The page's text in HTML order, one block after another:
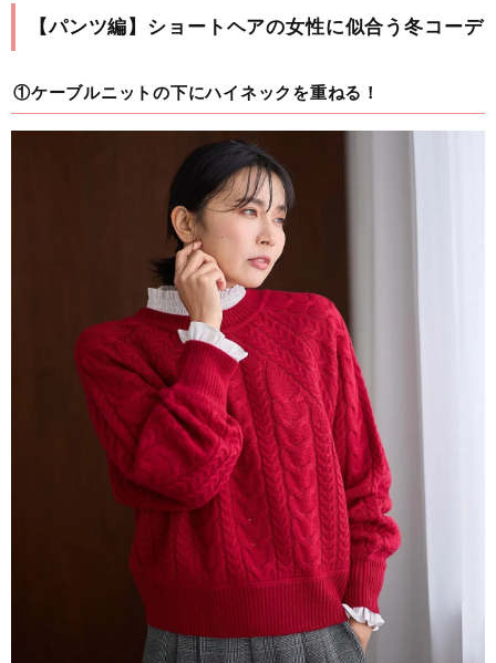
【パンツ編】ショートヘアの女性に似合う冬コーデ
①ケーブルニットの下にハイネックを重ねる！